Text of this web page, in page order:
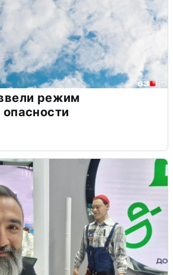
режим